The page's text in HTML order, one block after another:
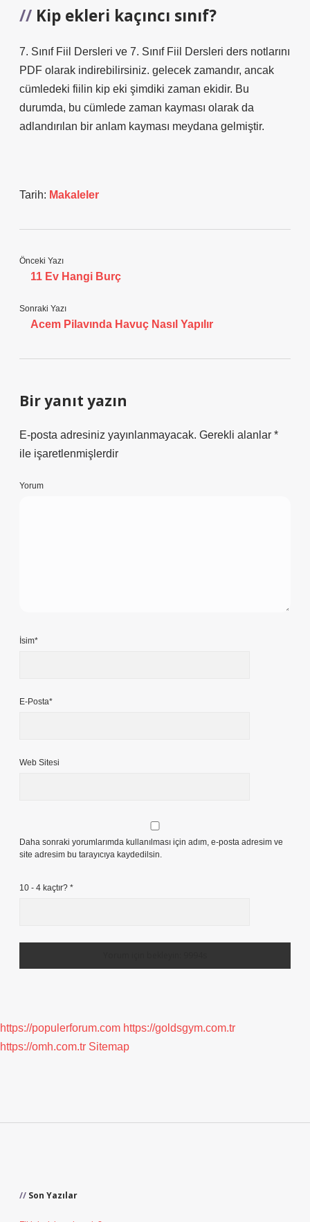
Kip ekleri kaçıncı sınıf?
7. Sınıf Fiil Dersleri ve 7. Sınıf Fiil Dersleri ders notlarını
PDF olarak indirebilirsiniz. gelecek zamandır, ancak
cümledeki fiilin kip eki şimdiki zaman ekidir. Bu
durumda, bu cümlede zaman kayması olarak da
adlandırılan bir anlam kayması meydana gelmiştir.
Tarih: Makaleler
Önceki Yazı
11 Ev Hangi Burç
Sonraki Yazı
Acem Pilavında Havuç Nasıl Yapılır
Bir yanıt yazın
E-posta adresiniz yayınlanmayacak. Gerekli alanlar *
ile işaretlenmişlerdir
Yorum
İsim*
E-Posta*
Web Sitesi
Daha sonraki yorumlarımda kullanılması için adım, e-posta adresim ve
site adresim bu tarayıcıya kaydedilsin.
10 - 4 kaçtır? *
https://populerforum.com https://goldsgym.com.tr
https://omh.com.tr Sitemap
Son Yazılar